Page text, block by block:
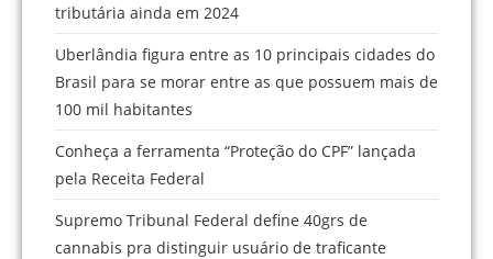
tributária ainda em 2024
Uberlândia figura entre as 10 principais cidades do
Brasil para se morar entre as que possuem mais de
100 mil habitantes
Conheça a ferramenta “Proteção do CPF” lançada
pela Receita Federal
Supremo Tribunal Federal define 40grs de
cannabis pra distinguir usuário de traficante